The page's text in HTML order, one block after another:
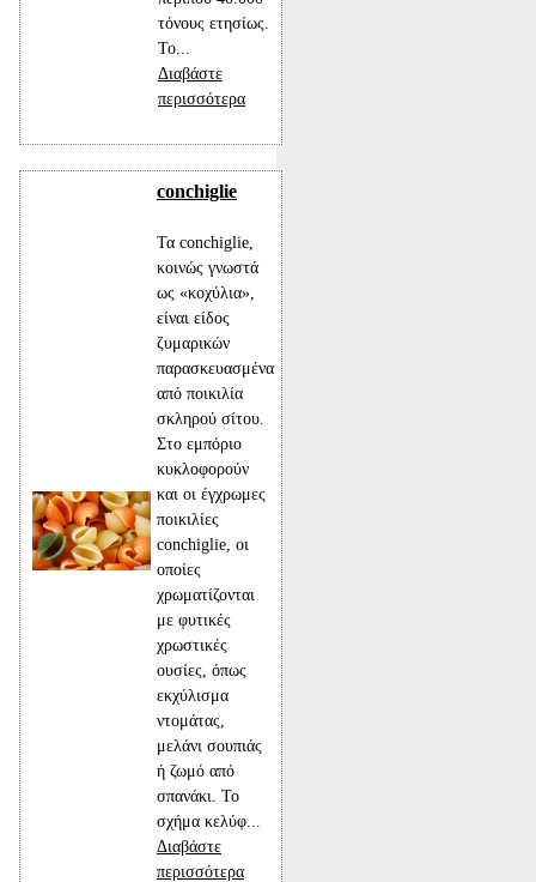
τόνους ετησίως.
Το...
Διαβάστε
περισσότερα
conchiglie
Τα conchiglie,
κοινώς γνωστά
ως «κοχύλια»,
είναι είδος
ζυμαρικών
παρασκευασμένα
από ποικιλία
σκληρού σίτου.
Στο εμπόριο
κυκλοφορούν
και οι έγχρωμες
ποικιλίες
conchiglie, οι
οποίες
χρωματίζονται
με φυτικές
χρωστικές
ουσίες, όπως
εκχύλισμα
ντομάτας,
μελάνι σουπιάς
ή ζωμό από
σπανάκι. Το
σχήμα κελύφ...
Διαβάστε
περισσότερα